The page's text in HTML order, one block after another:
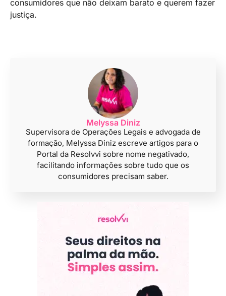
consumidores que não deixam barato e querem fazer
justiça.
Melyssa Diniz
Supervisora de Operações Legais e advogada de
formação, Melyssa Diniz escreve artigos para o
Portal da Resolvvi sobre nome negativado,
facilitando informações sobre tudo que os
consumidores precisam saber.